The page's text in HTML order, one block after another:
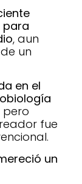
para
, aun
un
en el
pero
fue
un